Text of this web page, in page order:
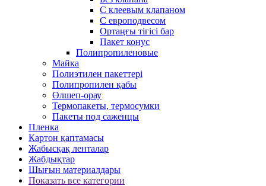
С клеевым клапаном
С европодвесом
Ортаңғы тігісі бар
Пакет конус
Полипропиленовые
Майка
Полиэтилен пакеттері
Полипропилен қабы
Өлшеп-орау
Термопакеты, термосумки
Пакеты под саженцы
Пленка
Картон қаптамасы
Жабысқақ ленталар
Жабдықтар
Шығын материалдары
Показать все категории